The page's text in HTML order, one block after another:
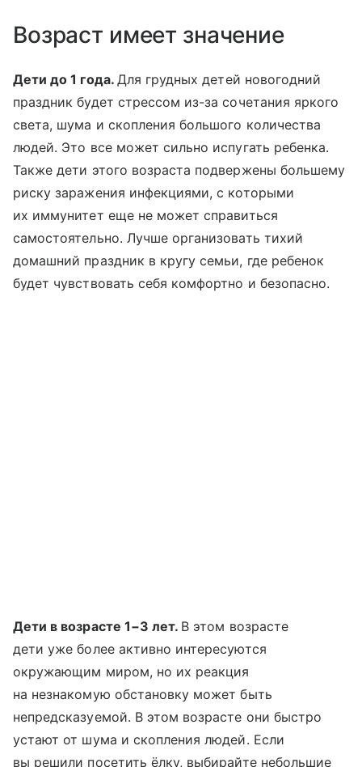
Возраст имеет значение
Дети до 1 года. Для грудных детей новогодний
праздник будет стрессом из-за сочетания яркого
света, шума и скопления большого количества
людей. Это все может сильно испугать ребенка.
Также дети этого возраста подвержены большему
риску заражения инфекциями, с которыми
их иммунитет еще не может справиться
самостоятельно. Лучше организовать тихий
домашний праздник в кругу семьи, где ребенок
будет чувствовать себя комфортно и безопасно.
Дети в возрасте 1−3 лет. В этом возрасте
дети уже более активно интересуются
окружающим миром, но их реакция
на незнакомую обстановку может быть
непредсказуемой. В этом возрасте они быстро
устают от шума и скопления людей. Если
вы решили посетить ёлку, выбирайте небольшие